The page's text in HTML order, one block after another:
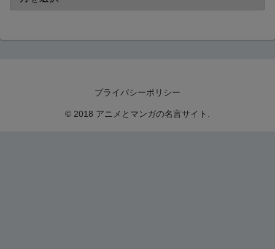
プライバシーポリシー
© 2018 アニメとマンガの名言サイト.